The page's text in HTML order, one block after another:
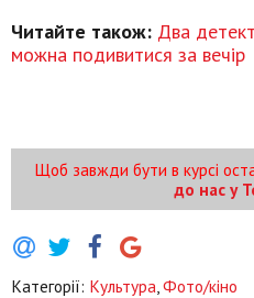
Читайте також: Два
можна подивитися за вечір
Щоб завжди бути в курсі
до нас у
Категорії: Культура Фото/кіно